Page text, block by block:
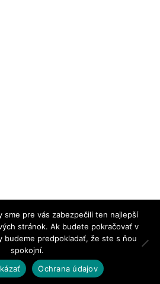
byREKLAMA mk/| All Rights
reserved
sme pre vás zabezpečili ten najlepší
stránok. Ak budete pokračovať v
budeme predpokladať, že ste s ňou
spokojní.
Ochrana údajov